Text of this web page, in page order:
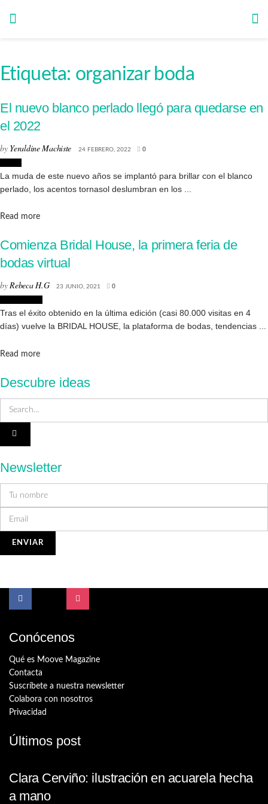
Etiqueta: organizar boda
El nuevo blanco perlado llegó para quedarse en
el 2022
by Yeraldine Machiste 24 FEBRERO, 2022 0
La muda de este nuevo años se implantó para brillar con el blanco
perlado, los acentos tornasol deslumbran en los ...
Read moreDetails
Comienza Bridal House, la primera feria de
bodas virtual
byRebeca H.G 23 JUNIO, 2021 0
Tras el éxito obtenido en la última edición (casi 80.000 visitas en 4
días) vuelve la BRIDAL HOUSE, la plataforma de bodas, tendencias ...
Read moreDetails
Descubre ideas
Newsletter
Conócenos
Qué es Moove Magazine
Contacta
Suscríbete a nuestra newsletter
Colabora con nosotros
Privacidad
Últimos post
Clara Cerviño: ilustración en acuarela hecha
a mano